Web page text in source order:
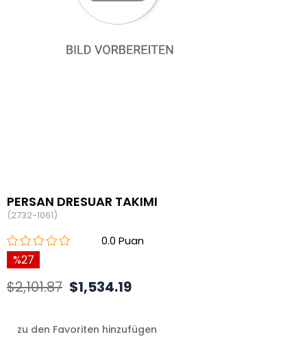
PERSAN DRESUAR TAKIMI
(2732-1061)
0.0
27
$2,101.87 $1,534.19
zu den Favoriten hinzufügen